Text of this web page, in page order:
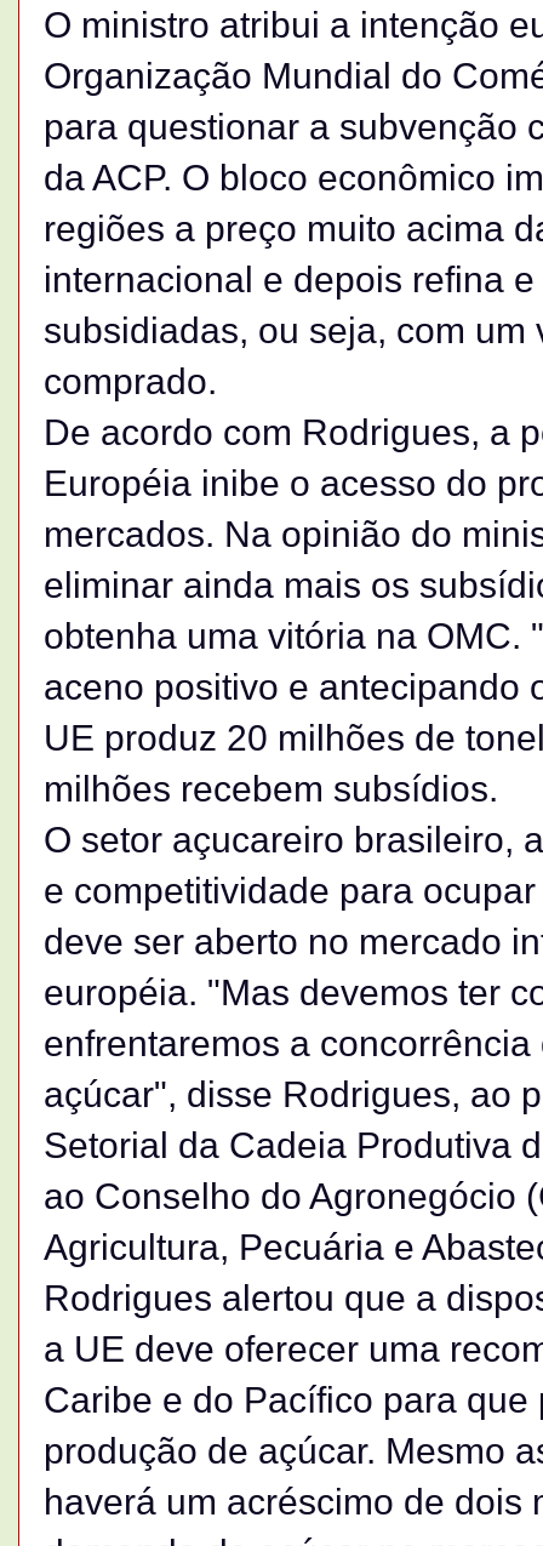
O ministro atribui a intenção
Organização Mundial do
para questionar a subvenção
da ACP. O bloco econômico
regiões a preço muito acima
internacional e depois refina
subsidiadas, ou seja, com
comprado.
De acordo com Rodrigues, a
Européia inibe o acesso do
mercados. Na opinião do
eliminar ainda mais os
obtenha uma vitória na OMC.
aceno positivo e antecipando
UE produz 20 milhões de
milhões recebem subsídios.
O setor açucareiro brasileiro,
e competitividade para
deve ser aberto no mercado
européia. "Mas devemos ter
enfrentaremos a
açúcar", disse Rodrigues, ao
Setorial da Cadeia Produtiva
ao Conselho do Agronegócio
Agricultura, Pecuária e
Rodrigues alertou que a
a UE deve oferecer uma
Caribe e do Pacífico para
produção de açúcar. Mesmo
haverá um acréscimo de dois